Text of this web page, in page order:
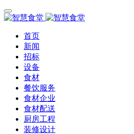
首页
新闻
招标
设备
食材
餐饮服务
食材企业
食材配送
厨房工程
装修设计